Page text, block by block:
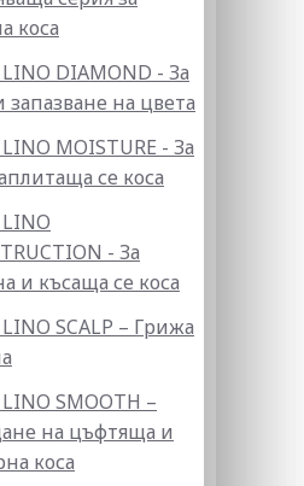
коса
DIAMOND - За
запазване на цвета
MOISTURE - За
се коса
- За
и късаща се коса
SCALP – Грижа
SMOOTH –
на цъфтяща и
коса